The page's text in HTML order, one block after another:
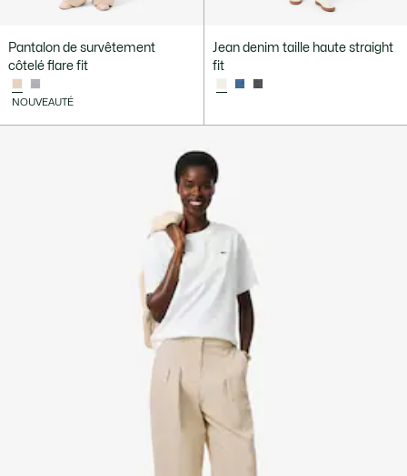
Pantalon de survêtement
côtelé flare fit
NOUVEAUTÉ
Jean denim taille haute straight
fit